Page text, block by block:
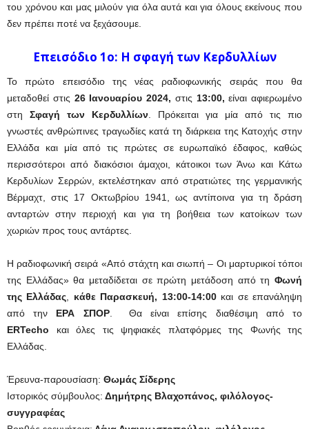
του χρόνου και μας μιλούν για όλα αυτά και για όλους εκείνους που
δεν πρέπει ποτέ να ξεχάσουμε.
Επεισόδιο 1ο: Η σφαγή των Κερδυλλίων
Το πρώτο επεισόδιο της νέας ραδιοφωνικής σειράς που θα
μεταδοθεί στις 26 Ιανουαρίου 2024, στις 13:00, είναι αφιερωμένο
στη Σφαγή των Κερδυλλίων . Πρόκειται για μία από τις πιο
γνωστές ανθρώπινες τραγωδίες κατά τη διάρκεια της Κατοχής στην
Ελλάδα και μία από τις πρώτες σε ευρωπαϊκό έδαφος, καθώς
περισσότεροι από διακόσιοι άμαχοι, κάτοικοι των Άνω και Κάτω
Κερδυλίων Σερρών, εκτελέστηκαν από στρατιώτες της γερμανικής
Βέρμαχτ, στις 17 Οκτωβρίου 1941, ως αντίποινα για τη δράση
ανταρτών στην περιοχή και για τη βοήθεια των κατοίκων των
χωριών προς τους αντάρτες.
Η ραδιοφωνική σειρά «Από στάχτη και σιωπή – Οι μαρτυρικοί τόποι
της Ελλάδας» θα μεταδίδεται σε πρώτη μετάδοση από τη Φωνή
της Ελλάδας
κάθε Παρασκευή, 13:00-14:00 και σε επανάληψη
από την ΕΡΑ ΣΠΟΡ. Θα είναι επίσης διαθέσιμη από το
ERTecho και όλες τις ψηφιακές πλατφόρμες της Φωνής της
Ελλάδας.
Έρευνα-παρουσίαση: Θωμάς Σίδερης
Ιστορικός σύμβουλος: Δημήτρης Βλαχοπάνος, φιλόλογος-
συγγραφέας